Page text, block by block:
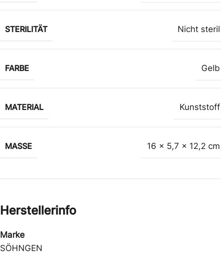
STERILITÄT Nicht steril
FARBE Gelb
MATERIAL Kunststoff
MASSE 16 x 5,7 x 12,2 cm
Herstellerinfo
Marke
SÖHNGEN